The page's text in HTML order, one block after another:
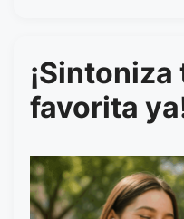
favorita